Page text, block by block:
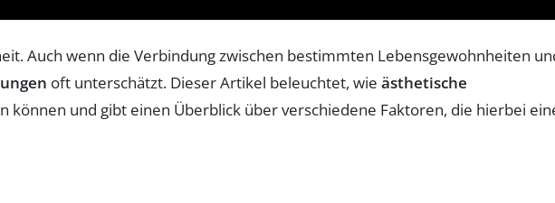
Auch wenn die Verbindung zwischen bestimmten Lebensgewohnheiten
oft unterschätzt. Dieser Artikel beleuchtet, wie ästhetische
können und gibt einen Überblick über verschiedene Faktoren, die hierbei